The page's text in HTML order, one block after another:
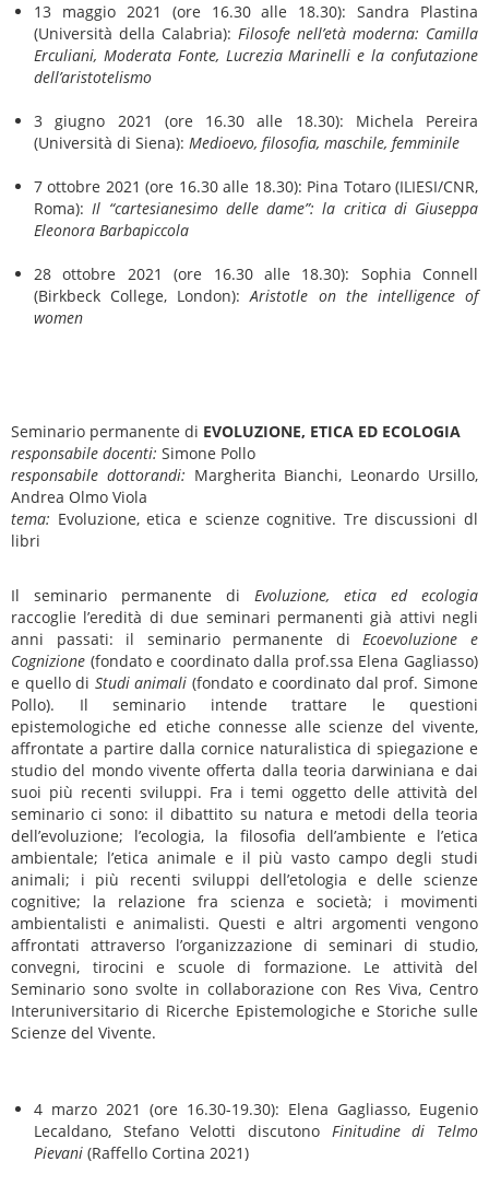
13 maggio 2021 (ore 16.30 alle 18.30): Sandra Plastina
(Università della Calabria): Filosofe nell’età moderna: Camilla
Erculiani, Moderata Fonte, Lucrezia Marinelli e la confutazione
dell’aristotelismo
3 giugno 2021 (ore 16.30 alle 18.30): Michela Pereira
(Università di Siena): Medioevo, filosofia, maschile, femminile
7 ottobre 2021 (ore 16.30 alle 18.30): Pina Totaro (ILIESI/CNR,
Roma):Il “cartesianesimo delle dame”: la critica di Giuseppa
Eleonora Barbapiccola
28 ottobre 2021 (ore 16.30 alle 18.30): Sophia Connell
(Birkbeck College, London):Aristotle on the intelligence of
women
Seminario permanente di EVOLUZIONE, ETICA ED ECOLOGIA
responsabile docenti: Simone Pollo
responsabile dottorandi: Margherita Bianchi, Leonardo Ursillo,
Andrea Olmo Viola
tema: Evoluzione, etica e scienze cognitive. Tre discussioni dl
libri
Il seminario permanente di Evoluzione, etica ed ecologia
raccoglie l’eredità di due seminari permanenti già attivi negli
anni passati: il seminario permanente diEcoevoluzione e
Cognizione (fondato e coordinato dalla prof.ssa Elena Gagliasso)
e quello di Studi animali (fondato e coordinato dal prof. Simone
Pollo). Il seminario intende trattare le questioni
epistemologiche ed etiche connesse alle scienze del vivente,
affrontate a partire dalla cornice naturalistica di spiegazione e
studio del mondo vivente offerta dalla teoria darwiniana e dai
suoi più recenti sviluppi. Fra i temi oggetto delle attività del
seminario ci sono: il dibattito su natura e metodi della teoria
dell’evoluzione; l’ecologia, la filosofia dell’ambiente e l’etica
ambientale; l’etica animale e il più vasto campo degli studi
animali; i più recenti sviluppi dell’etologia e delle scienze
cognitive; la relazione fra scienza e società; i movimenti
ambientalisti e animalisti. Questi e altri argomenti vengono
affrontati attraverso l’organizzazione di seminari di studio,
convegni, tirocini e scuole di formazione. Le attività del
Seminario sono svolte in collaborazione con Res Viva, Centro
Interuniversitario di Ricerche Epistemologiche e Storiche sulle
Scienze del Vivente.
4 marzo 2021 (ore 16.30-19.30): Elena Gagliasso, Eugenio
Lecaldano, Stefano Velotti discutono Finitudine di Telmo
Pievani (Raffello Cortina 2021)